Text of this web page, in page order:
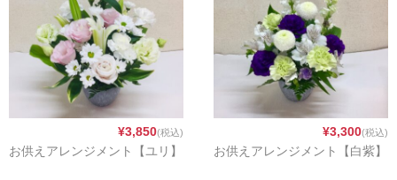
開店・新居・引越し祝い
歓送・昇進・退職祝い
発表会・公演お祝い
お礼・内祝い
出産祝い・お見舞い
¥3,850(税込)
お供えアレンジメント【ユリ】
¥3,300(税込)
お供えアレンジメント【白紫】